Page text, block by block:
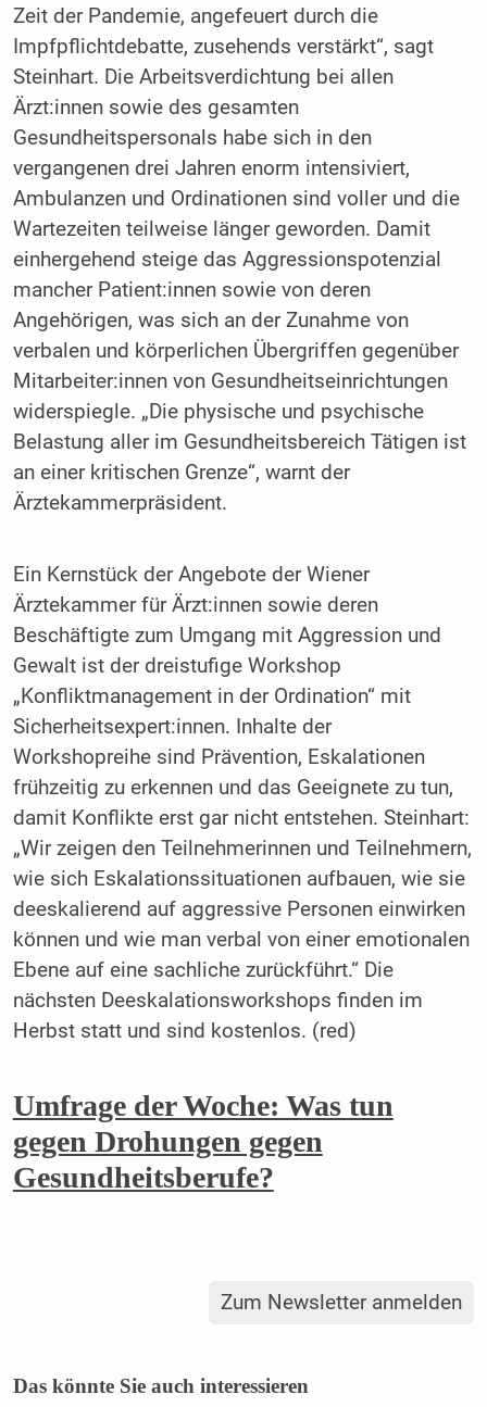
Zeit der Pandemie, angefeuert durch die
Impfpflichtdebatte, zusehends verstärkt“, sagt
Steinhart. Die Arbeitsverdichtung bei allen
Ärzt:innen sowie des gesamten
Gesundheitspersonals habe sich in den
vergangenen drei Jahren enorm intensiviert,
Ambulanzen und Ordinationen sind voller und die
Wartezeiten teilweise länger geworden. Damit
einhergehend steige das Aggressionspotenzial
mancher Patient:innen sowie von deren
Angehörigen, was sich an der Zunahme von
verbalen und körperlichen Übergriffen gegenüber
Mitarbeiter:innen von Gesundheitseinrichtungen
widerspiegle. „Die physische und psychische
Belastung aller im Gesundheitsbereich Tätigen ist
an einer kritischen Grenze“, warnt der
Ärztekammerpräsident.
Ein Kernstück der Angebote der Wiener
Ärztekammer für Ärzt:innen sowie deren
Beschäftigte zum Umgang mit Aggression und
Gewalt ist der dreistufige Workshop
„Konfliktmanagement in der Ordination“ mit
Sicherheitsexpert:innen. Inhalte der
Workshopreihe sind Prävention, Eskalationen
frühzeitig zu erkennen und das Geeignete zu tun,
damit Konflikte erst gar nicht entstehen. Steinhart:
„Wir zeigen den Teilnehmerinnen und Teilnehmern,
wie sich Eskalationssituationen aufbauen, wie sie
deeskalierend auf aggressive Personen einwirken
können und wie man verbal von einer emotionalen
Ebene auf eine sachliche zurückführt.“ Die
nächsten Deeskalationsworkshops finden im
Herbst statt und sind kostenlos. (red)
Umfrage der Woche: Was tun
gegen Drohungen gegen
Gesundheitsberufe?
Zum Newsletter anmelden
Das könnte Sie auch interessieren